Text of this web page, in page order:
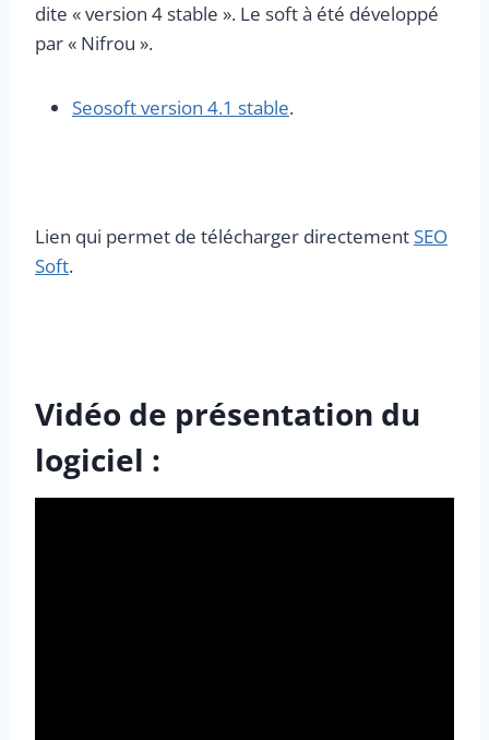
dite « version 4 stable ». Le soft à été développé
par « Nifrou ».
Seosoft version 4.1 stable.
Lien qui permet de télécharger directementSEO
Soft.
Vidéo de présentation du
logiciel :